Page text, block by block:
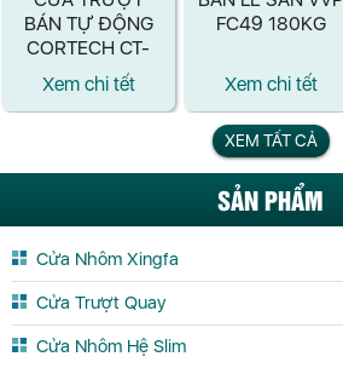
BÁN TỰ ĐỘNG
CORTECH CT-
806SA
Xem chi tết
FC49 180KG
Xem chi tết
XEM TẤT CẢ
SẢN PHẨM
Cửa Nhôm Xingfa
Cửa Trượt Quay
Cửa Nhôm Hệ Slim